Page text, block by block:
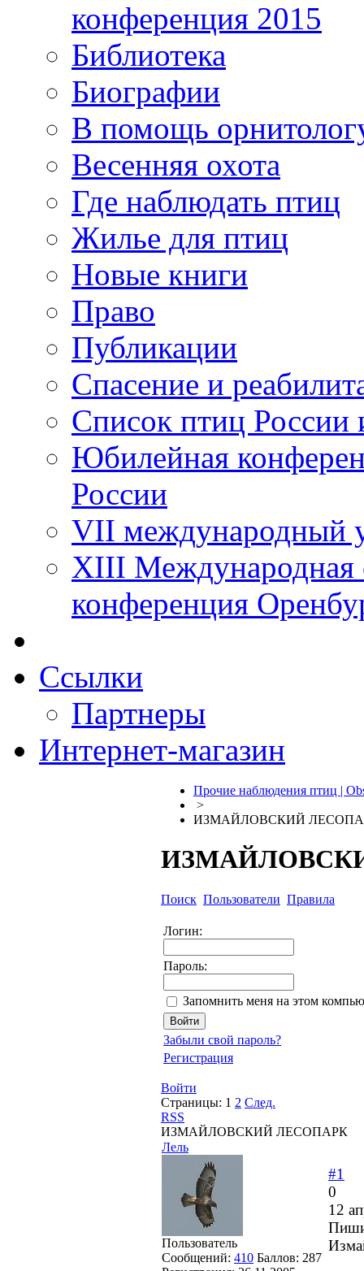
конференция 2015
Библиотека
Биографии
В помощь
Весенняя охота
Где наблюдать птиц
Жилье для птиц
Новые книги
Право
Публикации
Спасение и
Список птиц России
Юбилейная
России
VII международный
XIII Международная
конференция
Ссылки
Партнеры
Интернет-магазин
Прочие наблюдения птиц |
>
ИЗМАЙЛОВСКИЙ
Поиск Пользователи Правила
Логин:
Пароль:
Запомнить меня на этом
Забыли свой пароль?
Регистрация
Войти
Страницы: 1 2 След.
RSS
ИЗМАЙЛОВСКИЙ ЛЕСОПАРК
Лель
Пользователь
Сообщений: 410 Баллов: 287
#1
0
12